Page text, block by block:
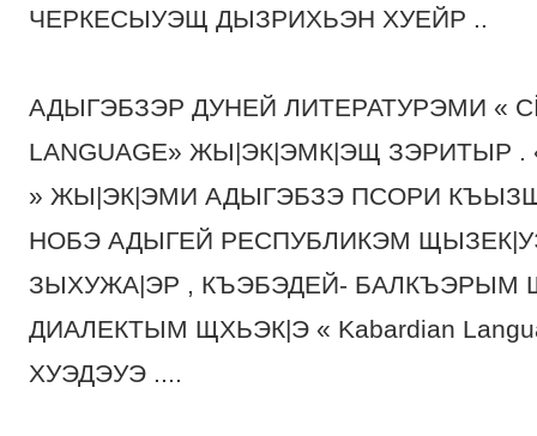
ЧЕРКЕСЫУЭЩ ДЫЗРИХЬЭН ХУЕЙР ..
АДЫГЭБЗЭР ДУНЕЙ ЛИТЕРАТУРЭМИ «
LANGUAGE» ЖЫ|ЭК|ЭМК|ЭЩ ЗЭРИТЫР .
» ЖЫ|ЭК|ЭМИ АДЫГЭБЗЭ ПСОРИ
НОБЭ АДЫГЕЙ РЕСПУБЛИКЭМ
ЗЫХУЖА|ЭР , КЪЭБЭДЕЙ- БАЛКЪЭРЫМ
ДИАЛЕКТЫМ ЩХЬЭК|Э « Kabardian
ХУЭДЭУЭ ....